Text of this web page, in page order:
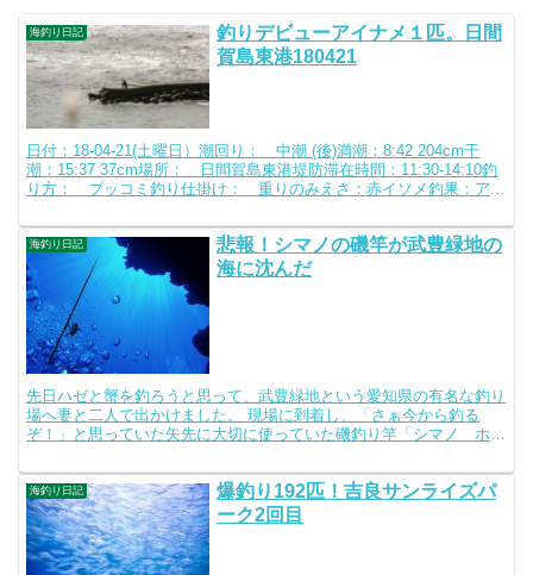
海釣り日記
釣りデビューアイナメ１匹。日間
賀島東港180421
日付：18-04-21(土曜日）潮回り： 中潮 (後)満潮：8:42 204cm干
潮：15:37 37cm場所： 日間賀島東港堤防滞在時間：11:30-14:10釣
り方： ブッコミ釣り仕掛け： 重りのみえさ：赤イソメ釣果：アイ
海釣り日記
悲報！シマノの磯竿が武豊緑地の
海に沈んだ
先日ハゼと蟹を釣ろうと思って、武豊緑地という愛知県の有名な釣り
場へ妻と二人で出かけました。 現場に到着し、「さぁ今から釣る
ぞ！」と思っていた矢先に大切に使っていた磯釣り竿「シマノ ホリ
海釣り日記
爆釣り192匹！吉良サンライズパ
ーク2回目